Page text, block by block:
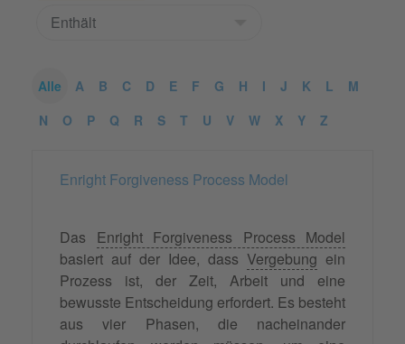
Alle A B C D E F G H I J K L
M
N
O P Q R S T U V W X Y Z
Enright Forgiveness Process Model
Das Enright Forgiveness Process Model
basiert auf der Idee, dass Vergebung ein
Prozess ist, der Zeit, Arbeit und eine
bewusste Entscheidung erfordert. Es besteht
aus vier Phasen, die nacheinander